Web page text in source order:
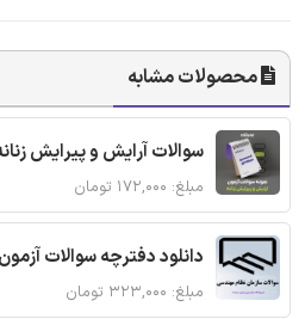
محصولات مشابه
سوالات آرایش و پیرایش
مبلغ: ۱۷۲,۰۰۰ تومان
دانلود دفترچه سوالات
مبلغ: ۳۲۳,۰۰۰ تومان